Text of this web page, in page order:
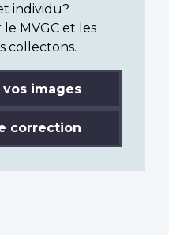
individu?
MVGC et les
collectons.
vos images
correction